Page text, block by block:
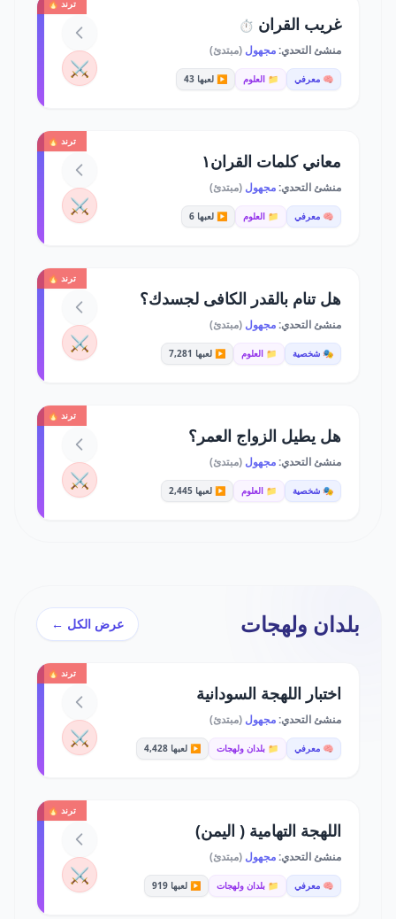
ترند 🔥
غريب القران ⏱️
منشئ التحدي:مجهول (مبتدئ)
🧠 معرفي 📁 العلوم ▶️ لعبها 43 ⚔️
ترند 🔥
معاني كلمات القران١
منشئ التحدي:مجهول (مبتدئ)
🧠 معرفي 📁 العلوم ▶️ لعبها 6 ⚔️
ترند 🔥
هل تنام بالقدر الكافى لجسدك؟
منشئ التحدي:مجهول (مبتدئ)
🎭 شخصية 📁 العلوم ▶️ لعبها 7,281 ⚔️
ترند 🔥
هل يطيل الزواج العمر؟
منشئ التحدي:مجهول (مبتدئ)
🎭 شخصية 📁 العلوم ▶️ لعبها 2,445 ⚔️
بلدان ولهجات عرض الكل ←
ترند 🔥
اختبار اللهجة السودانية
منشئ التحدي:مجهول (مبتدئ)
🧠 معرفي 📁 بلدان ولهجات ▶️ لعبها 4,428 ⚔️
ترند 🔥
اللهجة التهامية ( اليمن)
منشئ التحدي:مجهول (مبتدئ)
🧠 معرفي 📁 بلدان ولهجات ▶️ لعبها 919 ⚔️